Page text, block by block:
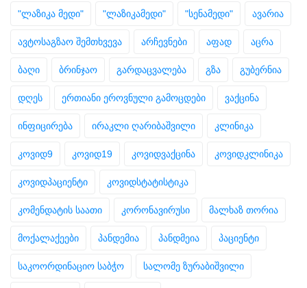
"ლაზიკა მედი" "ლაზიკამედი" "სენამედი" ავარია
ავტოსაგზაო შემთხვევა არჩევნები აფად აცრა
ბაღი ბრინჯაო გარდაცვალება გზა გუბერნია
დღეს ერთიანი ეროვნული გამოცდები ვაქცინა
ინფიცირება ირაკლი ღარიბაშვილი კლინიკა
კოვიდ9 კოვიდ19 კოვიდვაქცინა კოვიდკლინიკა
კოვიდპაციენტი კოვიდსტატისტიკა
კომენდატის საათი კორონავირუსი მალხაზ თორია
მოქალაქეები პანდემია პანდმეია პაციენტი
საკოორდინაციო საბჭო სალომე ზურაბიშვილი